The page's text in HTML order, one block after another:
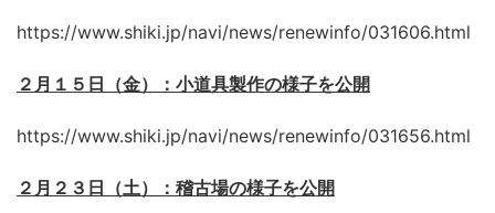
https://www.shiki.jp/navi/news/renewinfo/031606.html
２月１５日（金）：小道具製作の様子を公開
https://www.shiki.jp/navi/news/renewinfo/031656.html
２月２３日（土）：稽古場の様子を公開